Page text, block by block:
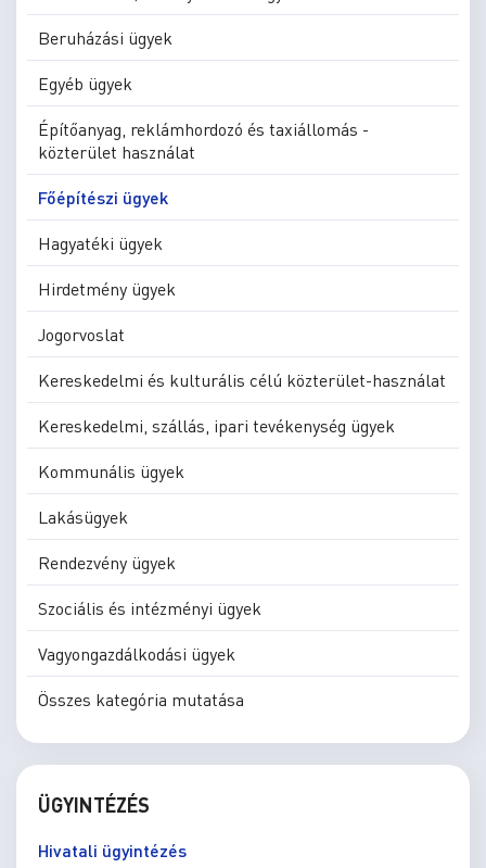
Beruházási ügyek
Egyéb ügyek
Építőanyag, reklámhordozó és taxiállomás -
közterület használat
Főépítészi ügyek
Hagyatéki ügyek
Hirdetmény ügyek
Jogorvoslat
Kereskedelmi és kulturális célú közterület-használat
Kereskedelmi, szállás, ipari tevékenység ügyek
Kommunális ügyek
Lakásügyek
Rendezvény ügyek
Szociális és intézményi ügyek
Vagyongazdálkodási ügyek
Összes kategória mutatása
ÜGYINTÉZÉS
Hivatali ügyintézés